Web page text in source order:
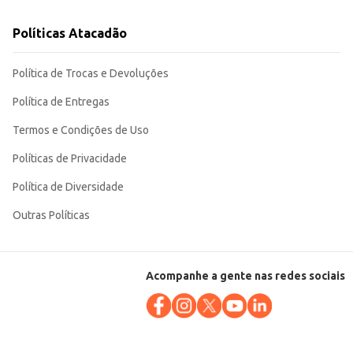
Políticas Atacadão
Política de Trocas e Devoluções
Política de Entregas
Termos e Condições de Uso
Políticas de Privacidade
Política de Diversidade
Outras Políticas
Acompanhe a gente nas redes sociais